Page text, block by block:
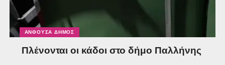
ΑΝΘΟΎΣΑ ΔΉΜΟΣ
Πλένονται οι κάδοι στο δήμο Παλλήνης